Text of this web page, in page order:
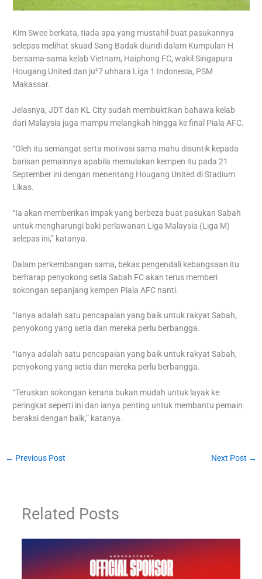
Kim Swee berkata, tiada apa yang mustahil buat pasukannya
selepas melihat skuad Sang Badak diundi dalam Kumpulan H
bersama-sama kelab Vietnam, Haiphong FC, wakil Singapura
Hougang United dan ju⁶7 uhhara Liga 1 Indonesia, PSM
Makassar.
Jelasnya, JDT dan KL City sudah membuktikan bahawa kelab
dari Malaysia juga mampu melangkah hingga ke final Piala AFC.
“Oleh itu semangat serta motivasi sama mahu disuntik kepada
barisan pemainnya apabila memulakan kempen itu pada 21
September ini dengan menentang Hougang United di Stadium
Likas.
“Ia akan memberikan impak yang berbeza buat pasukan Sabah
untuk mengharungi baki perlawanan Liga Malaysia (Liga M)
selepas ini,” katanya.
Dalam perkembangan sama, bekas pengendali kebangsaan itu
berharap penyokong setia Sabah FC akan terus memberi
sokongan sepanjang kempen Piala AFC nanti.
“Ianya adalah satu pencapaian yang baik untuk rakyat Sabah,
penyokong yang setia dan mereka perlu berbangga.
“Ianya adalah satu pencapaian yang baik untuk rakyat Sabah,
penyokong yang setia dan mereka perlu berbangga.
“Teruskan sokongan kerana bukan mudah untuk layak ke
peringkat seperti ini dan ianya penting untuk membantu pemain
beraksi dengan baik,” katanya.
← Previous Post Next Post →
Related Posts